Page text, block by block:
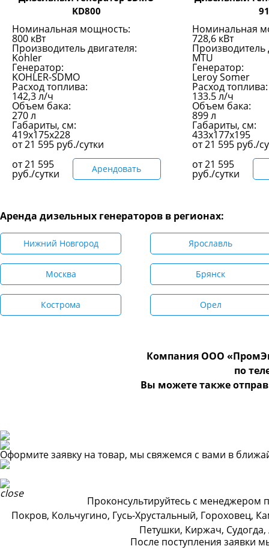
KD800
Номинальная мощность:
800 кВт
Производитель двигателя:
Kohler
Генератор:
KOHLER-SDMO
Расход топлива:
142,3 л/ч
Объем бака:
270 л
Габариты, см:
419x175x228
от21 595 руб./сутки
от21 595
руб./сутки Арендовать
Номинальная
728,6 кВт
Производитель
MTU
Генератор:
Leroy Somer
Расход топлива:
133.5 л/ч
Объем бака:
899 л
Габариты, см:
433x177x195
от21 595 руб./
от21 595
руб./сутки
Аренда дизельных генераторов в регионах:
Нижний Новгород Ярославль
Москва Брянск
Кострома Орел
Компания ООО
по
Вы можете также
Оформите заявку на товар, мы свяжемся с вами в
Проконсультируйтесь с менеджером
Покров, Кольчугино, Гусь-Хрустальный, Гороховец,
Петушки, Киржач,
После поступления заявки